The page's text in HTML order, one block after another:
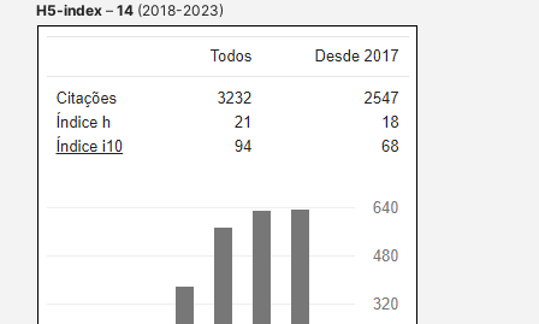
H5-index – 14 (2018-2023)